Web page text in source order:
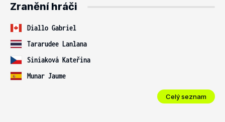
Zranění hráči
Diallo Gabriel
Tararudee Lanlana
Siniaková Kateřina
Munar Jaume
Celý seznam